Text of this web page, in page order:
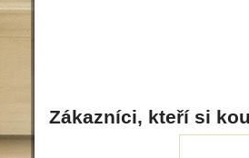
Zákazníci, kteří si